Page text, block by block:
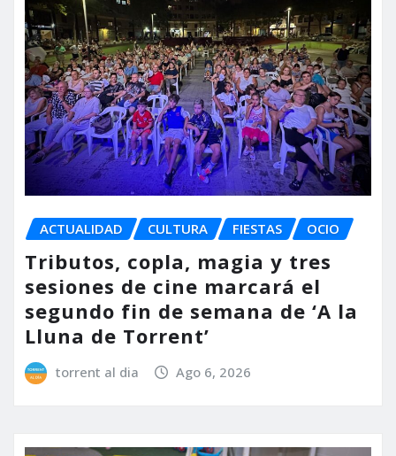
ACTUALIDAD CULTURA FIESTAS OCIO
Tributos, copla, magia y tres
sesiones de cine marcará el
segundo fin de semana de ‘A la
Lluna de Torrent’
torrent al dia Ago 6, 2026